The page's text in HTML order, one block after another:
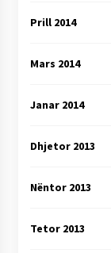
Prill 2014
Mars 2014
Janar 2014
Dhjetor 2013
Nëntor 2013
Tetor 2013